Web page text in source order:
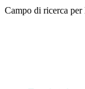
Campo di ricerca per